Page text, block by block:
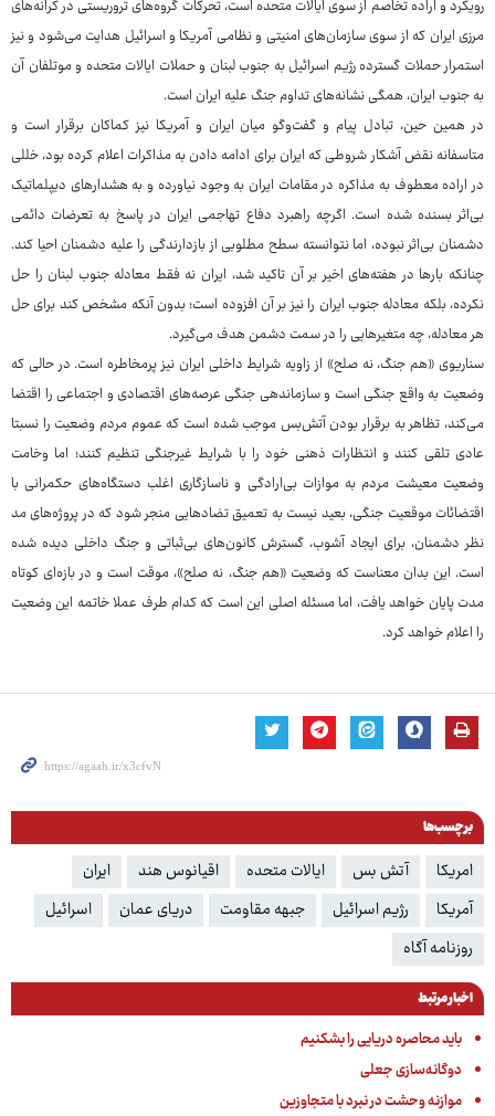
رویکرد و اراده تخاصم از سوی ایالات متحده است، تحرکات گروه‌های تروریستی در کرانه‌های
مرزی ایران که از سوی سازمان‌های امنیتی و نظامی آمریکا و اسرائیل هدایت می‌شود و نیز
استمرار حملات گسترده رژیم اسرائیل به جنوب لبنان و حملات ایالات متحده و موتلفان آن
به جنوب ایران، همگی نشانه‌های تداوم جنگ علیه ایران است.
در همین حین، تبادل پیام و گفت‌وگو میان ایران و آمریکا نیز کماکان برقرار است و
متاسفانه نقض آشکار شروطی که ایران برای ادامه دادن به مذاکرات اعلام کرده بود، خللی
در اراده معطوف به مذاکره در مقامات ایران به وجود نیاورده و به هشدارهای دیپلماتیک
بی‌اثر بسنده شده است. اگرچه راهبرد دفاع تهاجمی ایران در پاسخ به تعرضات دائمی
دشمنان بی‌اثر نبوده، اما نتوانسته سطح مطلوبی از بازدارندگی را علیه دشمنان احیا کند.
چنانکه بارها در هفته‌های اخیر بر آن تاکید شد، ایران نه فقط معادله جنوب لبنان را حل
نکرده، بلکه معادله جنوب ایران را نیز بر آن افزوده است؛ بدون آنکه مشخص کند برای حل
هر معادله، چه متغیرهایی را در سمت دشمن هدف می‌گیرد.
سناریوی «هم جنگ، نه صلح» از زاویه شرایط داخلی ایران نیز پرمخاطره است. در حالی که
وضعیت به واقع جنگی است و سازماندهی جنگی عرصه‌های اقتصادی و اجتماعی را اقتضا
می‌کند، تظاهر به برقرار بودن آتش‌بس موجب شده است که عموم مردم وضعیت را نسبتا
عادی تلقی کنند و انتظارات ذهنی خود را با شرایط غیرجنگی تنظیم کنند؛ اما وخامت
وضعیت معیشت مردم به موازات بی‌ارادگی و ناسازگاری اغلب دستگاه‌های حکمرانی با
اقتضائات موقعیت جنگی، بعید نیست به تعمیق تضادهایی منجر شود که در پروژه‌های مد
نظر دشمنان، برای ایجاد آشوب، گسترش کانون‌های بی‌ثباتی و جنگ داخلی دیده شده
است. این بدان معناست که وضعیت «هم جنگ، نه صلح»، موقت است و در بازه‌ای کوتاه
مدت پایان خواهد یافت، اما مسئله اصلی این است که کدام طرف عملا خاتمه این وضعیت
را اعلام خواهد کرد.
برچسب‌ها
امریکا آتش بس ایالات متحده اقیانوس هند
ایران
آمریکا
رژیم اسرائیل جبهه مقاومت دریای عمان
اسرائیل
روزنامه آگاه
اخبار مرتبط
باید محاصره دریایی را بشکنیم
دوگانه‌سازی جعلی
موازنه وحشت در نبرد با متجاوزین